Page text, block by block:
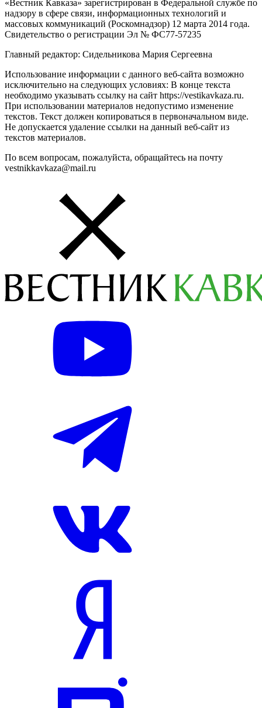
«Вестник Кавказа» зарегистрирован в Федеральной службе по
надзору в сфере связи, информационных технологий и
массовых коммуникаций (Роскомнадзор) 12 марта 2014 года.
Свидетельство о регистрации Эл № ФС77-57235
Главный редактор: Сидельникова Мария Сергеевна
Использование информации с данного веб-сайта возможно
исключительно на следующих условиях: В конце текста
необходимо указывать ссылку на сайт https://vestikavkaza.ru.
При использовании материалов недопустимо изменение
текстов. Текст должен копироваться в первоначальном виде.
Не допускается удаление ссылки на данный веб-сайт из
текстов материалов.
По всем вопросам, пожалуйста, обращайтесь на почту
vestnikkavkaza@mail.ru